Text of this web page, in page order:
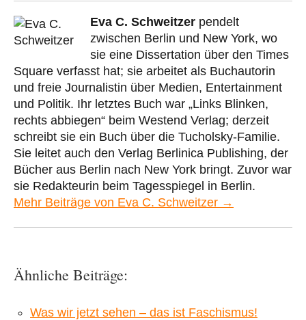
Eva C. Schweitzer pendelt
zwischen Berlin und New York, wo
sie eine Dissertation über den Times
Square verfasst hat; sie arbeitet als Buchautorin
und freie Journalistin über Medien, Entertainment
und Politik. Ihr letztes Buch war „Links Blinken,
rechts abbiegen“ beim Westend Verlag; derzeit
schreibt sie ein Buch über die Tucholsky-Familie.
Sie leitet auch den Verlag Berlinica Publishing, der
Bücher aus Berlin nach New York bringt. Zuvor war
sie Redakteurin beim Tagesspiegel in Berlin.
Mehr Beiträge von Eva C. Schweitzer →
Ähnliche Beiträge:
Was wir jetzt sehen – das ist Faschismus!